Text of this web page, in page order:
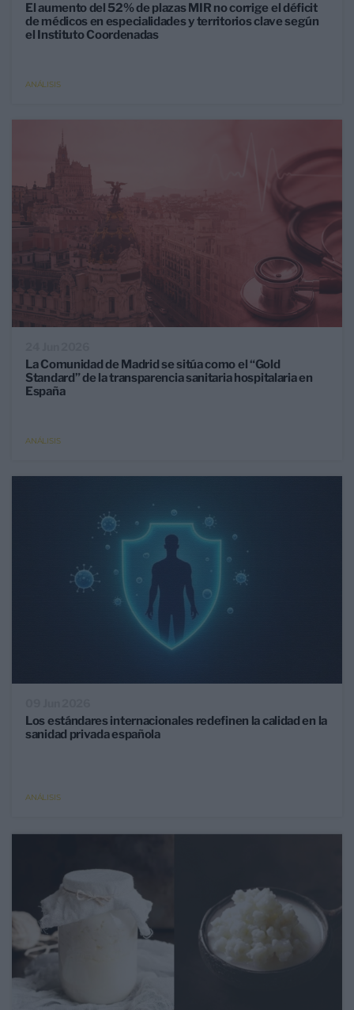
El aumento del 52% de plazas MIR no corrige el déficit
de médicos en especialidades y territorios clave según
el Instituto Coordenadas
ANÁLISIS
La Comunidad de Madrid se sitúa como el “Gold
Standard” de la transparencia sanitaria hospitalaria en
España
ANÁLISIS
Los estándares internacionales redefinen la calidad en la
sanidad privada española
ANÁLISIS